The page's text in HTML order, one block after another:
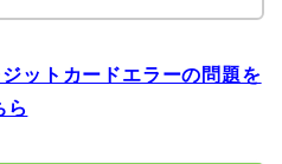
ットカードエラーの問題を
ら